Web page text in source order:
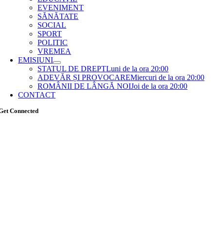
EVENIMENT
SĂNĂTATE
SOCIAL
SPORT
POLITIC
VREMEA
EMISIUNI
STATUL DE DREPTLuni de la ora 20:00
ADEVĂR ȘI PROVOCAREMiercuri de la ora 20:00
ROMÂNII DE LÂNGĂ NOIJoi de la ora 20:00
CONTACT
Connected